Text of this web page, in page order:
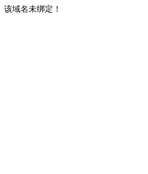
该域名未绑定！